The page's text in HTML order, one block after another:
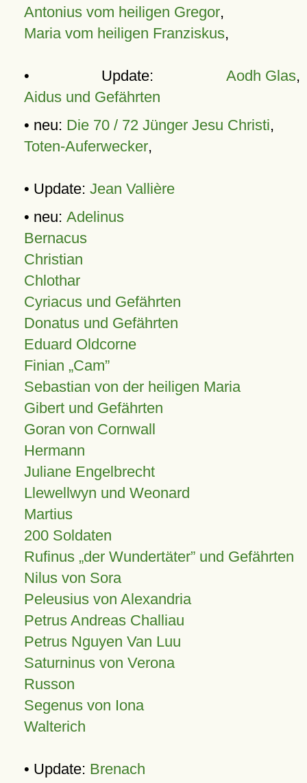
Antonius vom heiligen Gregor,
Maria vom heiligen Franziskus,
• Update: Aodh Glas,
Aidus und Gefährten
• neu: Die 70 / 72 Jünger Jesu Christi,
Toten-Auferwecker,
• Update: Jean Vallière
• neu: Adelinus
Bernacus
Christian
Chlothar
Cyriacus und Gefährten
Donatus und Gefährten
Eduard Oldcorne
Finian Cam
Sebastian von der heiligen Maria
Gibert und Gefährten
Goran von Cornwall
Hermann
Juliane Engelbrecht
Llewellwyn und Weonard
Martius
200 Soldaten
Rufinus „der Wundertäter” und Gefährten
Nilus von Sora
Peleusius von Alexandria
Petrus Andreas Challiau
Petrus Nguyen Van Luu
Saturninus von Verona
Russon
Segenus von Iona
Walterich
• Update: Brenach